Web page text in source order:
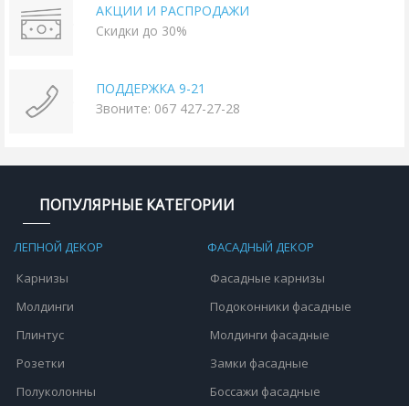
АКЦИИ И РАСПРОДАЖИ
Скидки до 30%
ПОДДЕРЖКА 9-21
Звоните: 067 427-27-28
ПОПУЛЯРНЫЕ КАТЕГОРИИ
ЛЕПНОЙ ДЕКОР
Карнизы
Молдинги
Плинтус
Розетки
Полуколонны
ФАСАДНЫЙ ДЕКОР
Фасадные карнизы
Подоконники фасадные
Молдинги фасадные
Замки фасадные
Боссажи фасадные